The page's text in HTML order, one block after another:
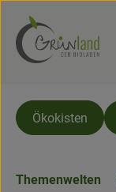
Ökokisten
Themenwelten